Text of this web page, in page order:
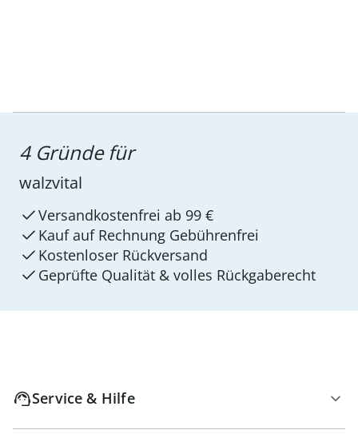
4 Gründe für
walzvital
Versandkostenfrei ab 99 €
Kauf auf Rechnung Gebührenfrei
Kostenloser Rückversand
Geprüfte Qualität & volles Rückgaberecht
Service & Hilfe